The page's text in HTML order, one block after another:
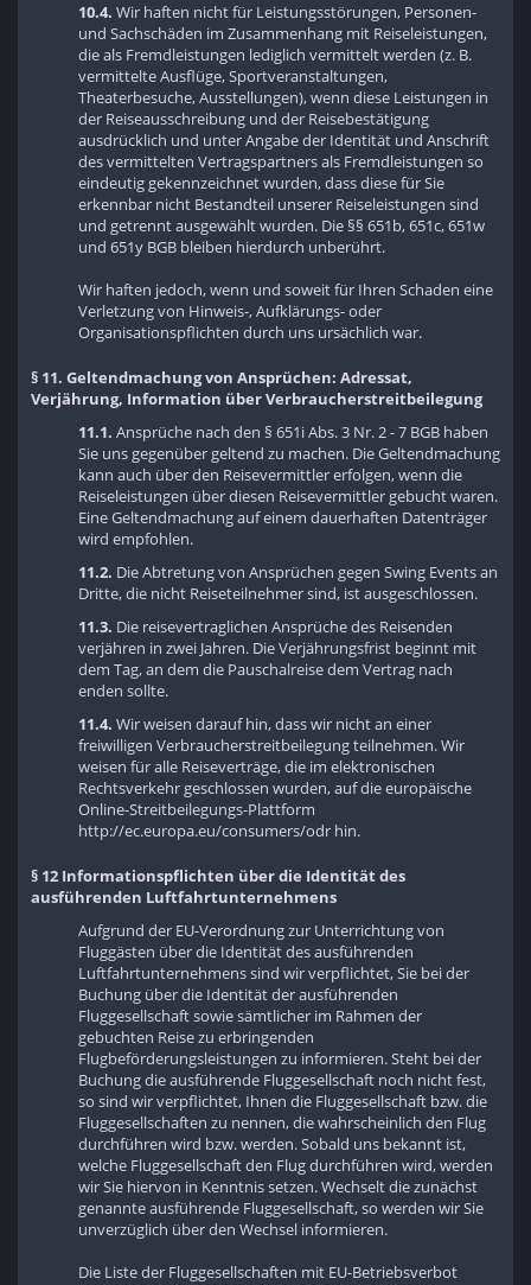
10.4. Wir haften nicht für Leistungsstörungen, Personen-
und Sachschäden im Zusammenhang mit Reiseleistungen,
die als Fremdleistungen lediglich vermittelt werden (z. B.
vermittelte Ausflüge, Sportveranstaltungen,
Theaterbesuche, Ausstellungen), wenn diese Leistungen in
der Reiseausschreibung und der Reisebestätigung
ausdrücklich und unter Angabe der Identität und Anschrift
des vermittelten Vertragspartners als Fremdleistungen so
eindeutig gekennzeichnet wurden, dass diese für Sie
erkennbar nicht Bestandteil unserer Reiseleistungen sind
und getrennt ausgewählt wurden. Die §§ 651b, 651c, 651w
und 651y BGB bleiben hierdurch unberührt.
Wir haften jedoch, wenn und soweit für Ihren Schaden eine
Verletzung von Hinweis-, Aufklärungs- oder
Organisationspflichten durch uns ursächlich war.
§ 11. Geltendmachung von Ansprüchen: Adressat,
Verjährung, Information über Verbraucherstreitbeilegung
11.1. Ansprüche nach den § 651i Abs. 3 Nr. 2 - 7 BGB haben
Sie uns gegenüber geltend zu machen. Die Geltendmachung
kann auch über den Reisevermittler erfolgen, wenn die
Reiseleistungen über diesen Reisevermittler gebucht waren.
Eine Geltendmachung auf einem dauerhaften Datenträger
wird empfohlen.
11.2. Die Abtretung von Ansprüchen gegen Swing Events an
Dritte, die nicht Reiseteilnehmer sind, ist ausgeschlossen.
11.3. Die reisevertraglichen Ansprüche des Reisenden
verjähren in zwei Jahren. Die Verjährungsfrist beginnt mit
dem Tag, an dem die Pauschalreise dem Vertrag nach
enden sollte.
11.4. Wir weisen darauf hin, dass wir nicht an einer
freiwilligen Verbraucherstreitbeilegung teilnehmen. Wir
weisen für alle Reiseverträge, die im elektronischen
Rechtsverkehr geschlossen wurden, auf die europäische
Online-Streitbeilegungs-Plattform
http://ec.europa.eu/consumers/odr hin.
§ 12 Informationspflichten über die Identität des
ausführenden Luftfahrtunternehmens
Aufgrund der EU-Verordnung zur Unterrichtung von
Fluggästen über die Identität des ausführenden
Luftfahrtunternehmens sind wir verpflichtet, Sie bei der
Buchung über die Identität der ausführenden
Fluggesellschaft sowie sämtlicher im Rahmen der
gebuchten Reise zu erbringenden
Flugbeförderungsleistungen zu informieren. Steht bei der
Buchung die ausführende Fluggesellschaft noch nicht fest,
so sind wir verpflichtet, Ihnen die Fluggesellschaft bzw. die
Fluggesellschaften zu nennen, die wahrscheinlich den Flug
durchführen wird bzw. werden. Sobald uns bekannt ist,
welche Fluggesellschaft den Flug durchführen wird, werden
wir Sie hiervon in Kenntnis setzen. Wechselt die zunächst
genannte ausführende Fluggesellschaft, so werden wir Sie
unverzüglich über den Wechsel informieren.
Die Liste der Fluggesellschaften mit EU-Betriebsverbot